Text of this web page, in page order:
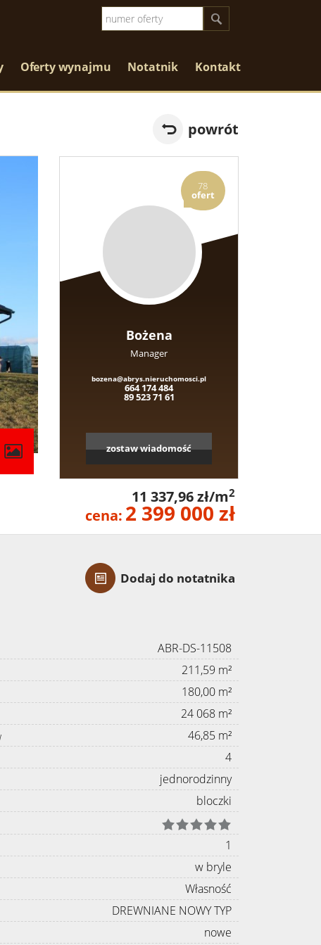
Oferty wynajmu Notatnik Kontakt
powrót
78
ofert
Bożena
Manager
bozena@abrys.nieruchomosci.pl
664 174 484
89 523 71 61
zostaw wiadomość
11 337,96 zł/m2
cena: 2 399 000 zł
Dodaj do notatnika
ABR-DS-11508
211,59 m²
180,00 m²
24 068 m²
46,85 m²
4
jednorodzinny
bloczki
1
w bryle
Własność
DREWNIANE NOWY TYP
nowe